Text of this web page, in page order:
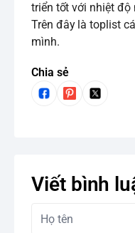
triển tốt với nhiệt độ
Trên đây là toplist
mình.
Chia sẻ
Viết bình